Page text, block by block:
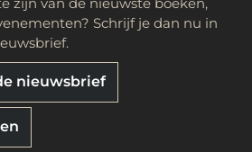
Schrijf je dan nu in
nieuwsbrief